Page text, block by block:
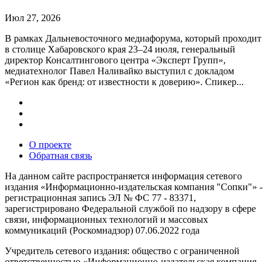
Июл 27, 2026
В рамках Дальневосточного медиафорума, который проходит
в столице Хабаровского края 23–24 июля, генеральный
директор Консалтингового центра «Эксперт Групп»,
медиатехнолог Павел Наливайко выступил с докладом
«Регион как бренд: от известности к доверию». Спикер...
О проекте
Обратная связь
На данном сайте распространяется информация сетевого
издания «Информационно-издательская компания "Сопки"» -
регистрационная запись ЭЛ № ФС 77 - 83371,
зарегистрировано Федеральной службой по надзору в сфере
связи, информационных технологий и массовых
коммуникаций (Роскомнадзор) 07.06.2022 года
Учредитель сетевого издания: общество с ограниченной